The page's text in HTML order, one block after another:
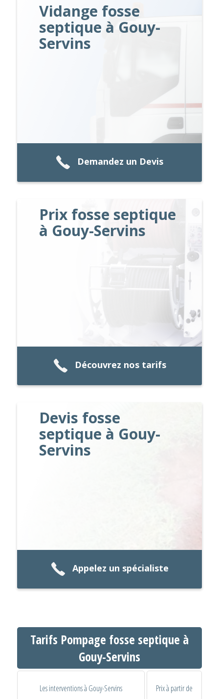
Vidange fosse
septique à Gouy-
Servins
Demandez un Devis
Prix fosse septique
à Gouy-Servins
Découvrez nos tarifs
Devis fosse
septique à Gouy-
Servins
Appelez un spécialiste
Tarifs Pompage fosse septique à
Gouy-Servins
Les interventions à Gouy-Servins Prix à partir de